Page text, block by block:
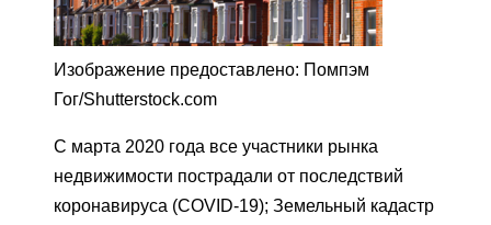
Изображение предоставлено: Помпэм
Гог/Shutterstock.com
С марта 2020 года все участники рынка
недвижимости пострадали от последствий
коронавируса (COVID-19); Земельный кадастр